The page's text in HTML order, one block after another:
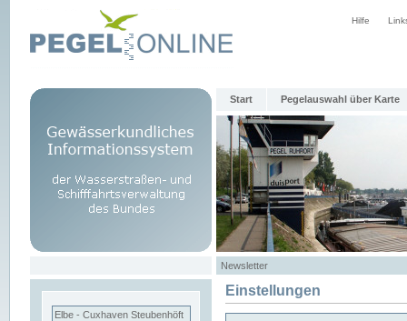
Hilfe
Start Pegelauswahl über Karte
Newsletter
Elbe - Cuxhaven Steubenhöft
Einstellungen